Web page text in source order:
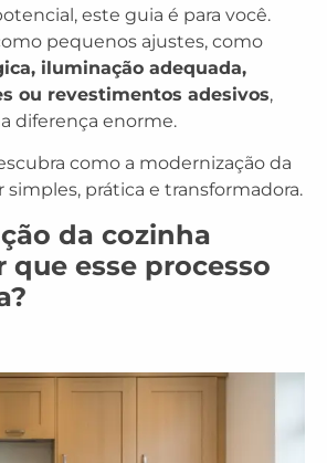
este guia é para você.
pequenos ajustes, como
iluminação adequada,
ou revestimentos adesivos,
diferença enorme.
como a modernização da
simples, prática e transformadora.
da cozinha
que esse processo